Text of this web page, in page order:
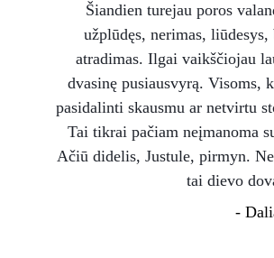
Šiandien turejau poros
užplūdęs, nerimas,
atradimas. Ilgai vaikščiojau
dvasinę pusiausvyrą. Visoms,
pasidalinti skausmu ar netvirtu
Tai tikrai pačiam neįmanoma
Ačiū didelis, Justule, pirmyn.
tai dievo
-